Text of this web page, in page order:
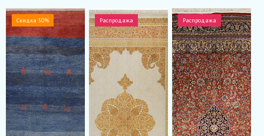
Скидка 50% Распродажа Распродажа